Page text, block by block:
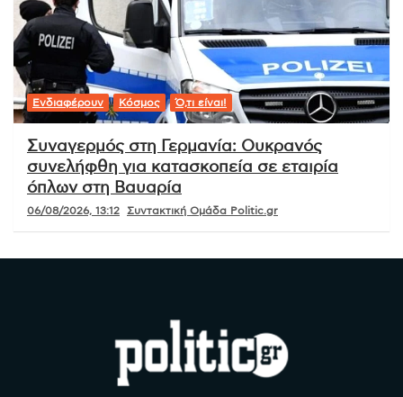
Ενδιαφέρουν Κόσμος Ό,τι είναι!
Συναγερμός στη Γερμανία: Ουκρανός
συνελήφθη για κατασκοπεία σε εταιρία
όπλων στη Βαυαρία
06/08/2026, 13:12 Συντακτική Ομάδα Politic.gr